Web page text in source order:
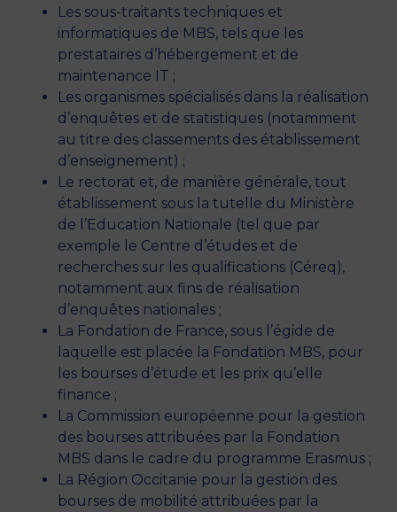
Les sous-traitants techniques et
informatiques de MBS, tels que les
prestataires d’hébergement et de
maintenance IT ;
Les organismes spécialisés dans la réalisation
d’enquêtes et de statistiques (notamment
au titre des classements des établissement
d’enseignement) ;
Le rectorat et, de manière générale, tout
établissement sous la tutelle du Ministère
de l’Education Nationale (tel que par
exemple le Centre d’études et de
recherches sur les qualifications (Céreq),
notamment aux fins de réalisation
d’enquêtes nationales ;
La Fondation de France, sous l’égide de
laquelle est placée la Fondation MBS, pour
les bourses d’étude et les prix qu’elle
finance ;
La Commission européenne pour la gestion
des bourses attribuées par la Fondation
MBS dans le cadre du programme Erasmus ;
La Région Occitanie pour la gestion des
bourses de mobilité attribuées par la